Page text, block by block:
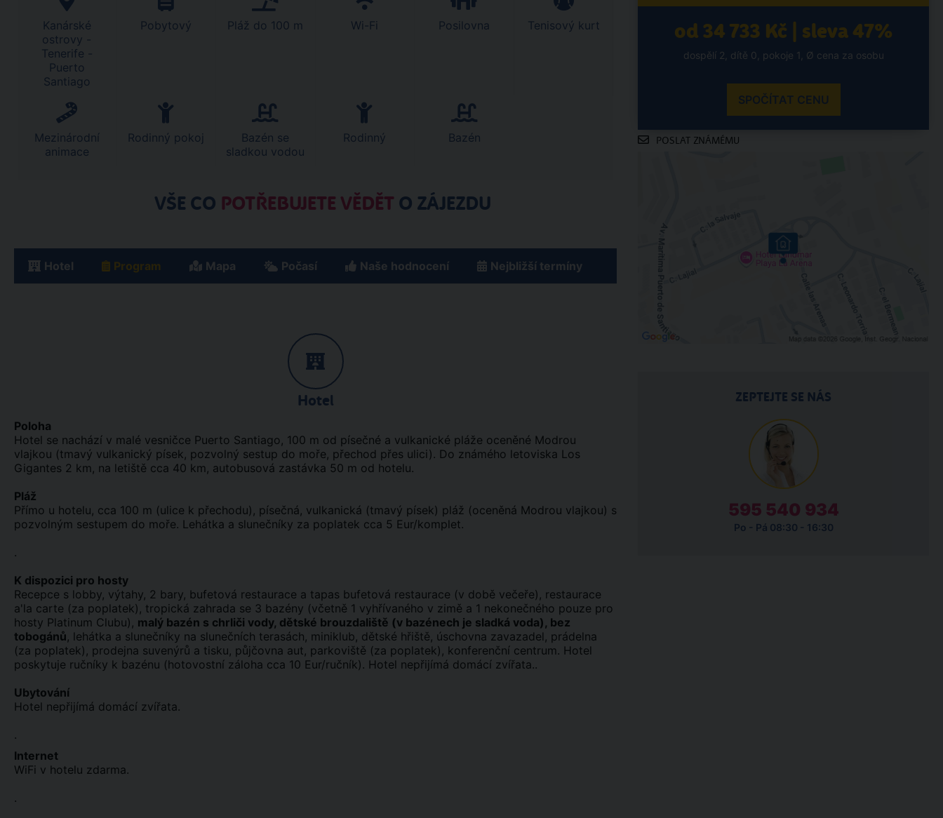
Kanárské
ostrovy -
Tenerife -
Puerto
Santiago
Pobytový Pláž do 100 m Wi-Fi Posilovna Tenisový kurt
Mezinárodní
animace
Rodinný pokoj
Bazén se
sladkou vodou
Rodinný Bazén
VŠE CO POTŘEBUJETE VĚDĚT O ZÁJEZDU
Hotel Program Mapa Počasí Naše hodnocení Nejbližší termíny
Hotel
Poloha
Hotel se nachází v malé vesničce Puerto Santiago, 100 m od písečné a vulkanické pláže oceněné Modrou
vlajkou (tmavý vulkanický písek, pozvolný sestup do moře, přechod přes ulici). Do známého letoviska Los
Gigantes 2 km, na letiště cca 40 km, autobusová zastávka 50 m od hotelu.
Pláž
Přímo u hotelu, cca 100 m (ulice k přechodu), písečná, vulkanická (tmavý písek) pláž (oceněná Modrou vlajkou) s
pozvolným sestupem do moře. Lehátka a slunečníky za poplatek cca 5 Eur/komplet.
.
K dispozici pro hosty
Recepce s lobby, výtahy, 2 bary, bufetová restaurace a tapas bufetová restaurace (v době večeře), restaurace
a'la carte (za poplatek), tropická zahrada se 3 bazény (včetně 1 vyhřívaného v zimě a 1 nekonečného pouze pro
hosty Platinum Clubu), malý bazén s chrliči vody, dětské brouzdaliště (v bazénech je sladká voda), bez
tobogánů, lehátka a slunečníky na slunečních terasách, miniklub, dětské hřiště, úschovna zavazadel, prádelna
(za poplatek), prodejna suvenýrů a tisku, půjčovna aut, parkoviště (za poplatek), konferenční centrum. Hotel
poskytuje ručníky k bazénu (hotovostní záloha cca 10 Eur/ručník). Hotel nepřijímá domácí zvířata..
Ubytování
Hotel nepřijímá domácí zvířata.
.
Internet
WiFi v hotelu zdarma.
.
od 34 733 Kč | sleva 47%
dospělí 2, dítě 0, pokoje 1, Ø cena za osobu
SPOČÍTAT CENU
POSLAT ZNÁMÉMU
ZEPTEJTE SE NÁS
595 540 934
Po - Pá 08:30 - 16:30